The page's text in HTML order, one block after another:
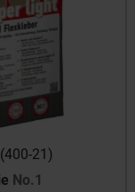
21)
No.1